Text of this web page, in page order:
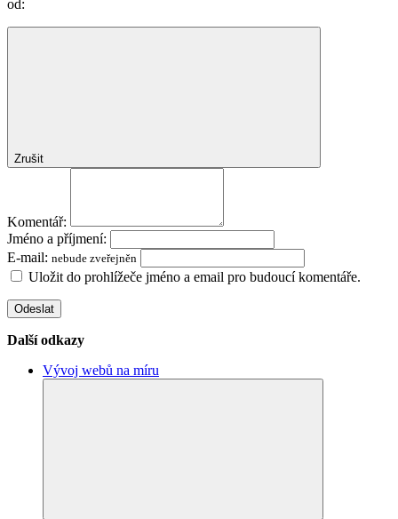
od:
Zrušit
Komentář:
Jméno a příjmení:
E-mail: nebude zveřejněn
Uložit do prohlížeče jméno a email pro budoucí komentáře.
Další odkazy
Vývoj webů na míru